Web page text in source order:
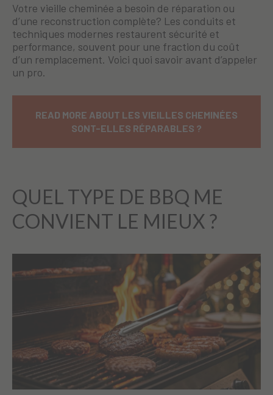
Votre vieille cheminée a besoin de réparation ou
d’une reconstruction complète? Les conduits et
techniques modernes restaurent sécurité et
performance, souvent pour une fraction du coût
d’un remplacement. Voici quoi savoir avant d’appeler
un pro.
READ MORE ABOUT LES VIEILLES CHEMINÉES
SONT-ELLES RÉPARABLES ?
QUEL TYPE DE BBQ ME
CONVIENT LE MIEUX ?